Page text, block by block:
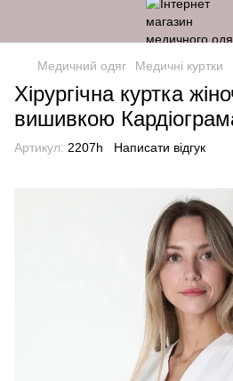
Медичний одяг Медичні куртки
Хірургічна куртка
вишивкою
Артикул: 2207h Написати відгук